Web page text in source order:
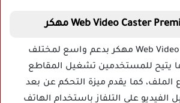
يتميز تطبيق Web Video Caster مهكر بدعم واسع لمختلف
يتيح للمستخدمين تشغيل المقاطع
الملف، كما يقدم ميزة التحكم عن بعد
الفيديو على التلفاز باستخدام الهاتف